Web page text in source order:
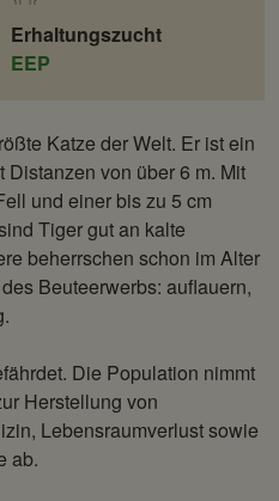
Erhaltungszucht
EEP
Katze der Welt. Er ist ein
von über 6 m. Mit
und einer bis zu 5 cm
Tiger gut an kalte
beherrschen schon im Alter
Beuteerwerbs: auflauern,
Die Population nimmt
Herstellung von
Lebensraumverlust sowie
ab.